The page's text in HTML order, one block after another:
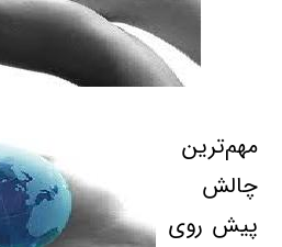
مهم‌ترين
چالش
پيش روي